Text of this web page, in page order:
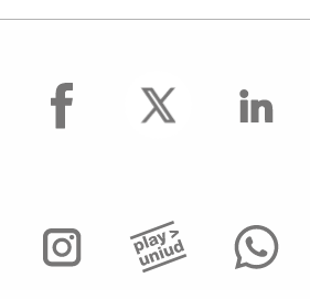
facebook